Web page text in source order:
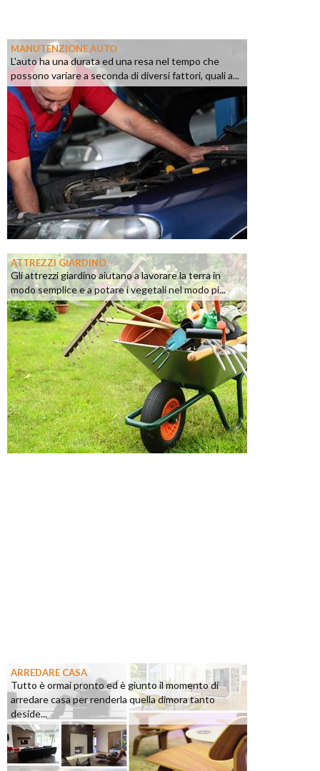
MANUTENZIONE AUTO
L'auto ha una durata ed una resa nel tempo che
possono variare a seconda di diversi fattori, quali a...
ATTREZZI GIARDINO
Gli attrezzi giardino aiutano a lavorare la terra in
modo semplice e a potare i vegetali nel modo pi...
ARREDARE CASA
Tutto è ormai pronto ed è giunto il momento di
arredare casa per renderla quella dimora tanto
deside...